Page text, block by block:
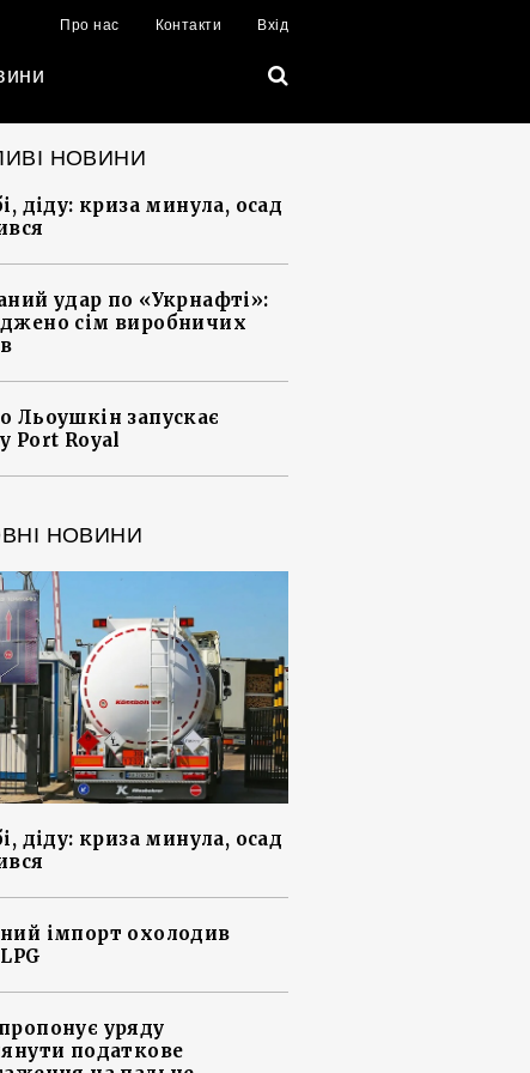
Про нас Контакти Вхід
НОВИНИ
діду: криза минула, осад
удар по «Укрнафті»:
сім виробничих
Льоушкін запускає
Port Royal
НОВИНИ
діду: криза минула, осад
імпорт охолодив
уряду
податкове